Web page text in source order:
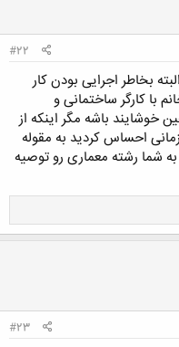
#22
بخاطر اجرایی بودن کار
با کارگر ساختمانی و
خوشایند باشه مگر اینکه از
احساس کردید به مقوله
شما رشته معماری رو توصیه
#23